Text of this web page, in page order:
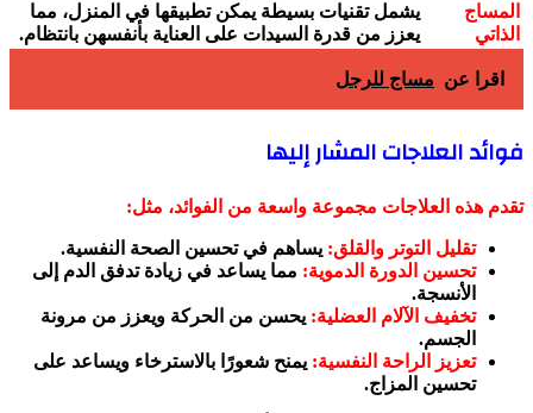
المساج
الذاتي
يشمل تقنيات بسيطة يمكن تطبيقها في المنزل، مما
يعزز من قدرة السيدات على العناية بأنفسهن بانتظام.
اقرا عن مساج للرجل
فوائد العلاجات المشار إليها
تقدم هذه العلاجات مجموعة واسعة من الفوائد، مثل:
تقليل التوتر والقلق: يساهم في تحسين الصحة النفسية.
تحسين الدورة الدموية: مما يساعد في زيادة تدفق الدم إلى
الأنسجة.
تخفيف الآلام العضلية: يحسن من الحركة ويعزز من مرونة
الجسم.
تعزيز الراحة النفسية: يمنح شعورًا بالاسترخاء ويساعد على
تحسين المزاج.